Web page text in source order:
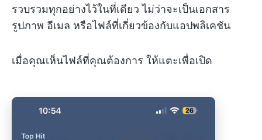
รวบรวมทุกอย่างไว้ในที่เดียว ไม่ว่าจะเป็นเอกสาร
รูปภาพ อีเมล หรือไฟล์ที่เกี่ยวข้องกับแอปพลิเคชัน
เมื่อคุณเห็นไฟล์ที่คุณต้องการ ให้แตะเพื่อเปิด